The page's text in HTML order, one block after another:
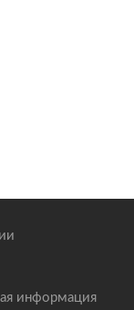
информация